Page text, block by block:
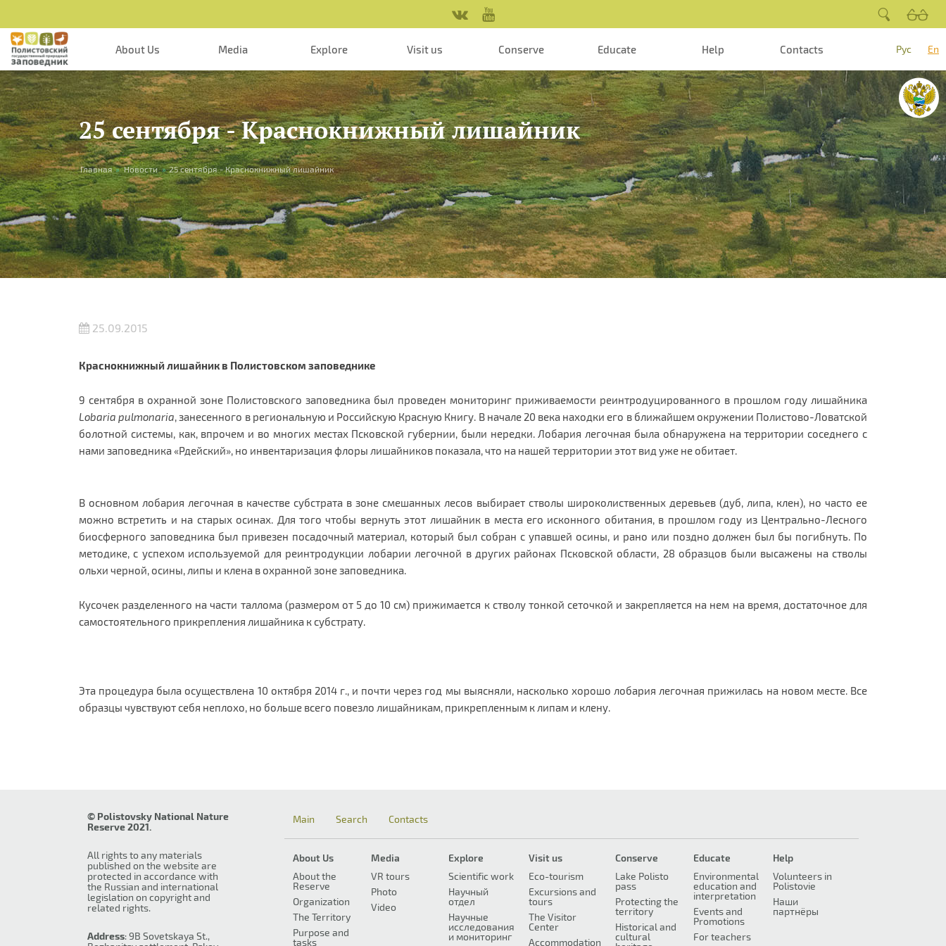
About Us Media Explore Visit us Conserve Educate Help Contacts Рус En
25 сентября - Краснокнижный лишайник
You are here
Главная » Новости » 25 сентября - Краснокнижный лишайник
25.09.2015
Краснокнижный лишайник в Полистовском заповеднике
9 сентября в охранной зоне Полистовского заповедника был проведен мониторинг приживаемости реинтродуцированного в прошлом году лишайника
Lobaria pulmonaria, занесенного в региональную и Российскую Красную Книгу. В начале 20 века находки его в ближайшем окружении Полистово-Ловатской
болотной системы, как, впрочем и во многих местах Псковской губернии, были нередки. Лобария легочная была обнаружена на территории соседнего с
нами заповедника «Рдейский», но инвентаризация флоры лишайников показала, что на нашей территории этот вид уже не обитает.
В основном лобария легочная в качестве субстрата в зоне смешанных лесов выбирает стволы широколиственных деревьев (дуб, липа, клен), но часто ее
можно встретить и на старых осинах. Для того чтобы вернуть этот лишайник в места его исконного обитания, в прошлом году из Центрально-Лесного
биосферного заповедника был привезен посадочный материал, который был собран с упавшей осины, и рано или поздно должен был бы погибнуть. По
методике, с успехом используемой для реинтродукции лобарии легочной в других районах Псковской области, 28 образцов были высажены на стволы
ольхи черной, осины, липы и клена в охранной зоне заповедника.
Кусочек разделенного на части таллома (размером от 5 до 10 см) прижимается к стволу тонкой сеточкой и закрепляется на нем на время, достаточное для
самостоятельного прикрепления лишайника к субстрату.
Эта процедура была осуществлена 10 октября 2014 г., и почти через год мы выясняли, насколько хорошо лобария легочная прижилась на новом месте. Все
образцы чувствуют себя неплохо, но больше всего повезло лишайникам, прикрепленным к липам и клену.
© Polistovsky National Nature
Reserve 2021.
All rights to any materials
published on the website are
protected in accordance with
the Russian and international
legislation on copyright and
related rights.
Address: 9B Sovetskaya St.,
Main Search Contacts
About Us
About the
Reserve
Organization
The Territory
Purpose and
tasks
Media
VR tours
Photo
Video
Explore
Scientific work
Научный
отдел
Научные
исследования
и мониторинг
Visit us
Eco-tourism
Excursions and
tours
The Visitor
Center
Accommodation
Conserve
Lake Polisto
pass
Protecting the
territory
Historical and
cultural
Educate
Environmental
education and
interpretation
Events and
Promotions
For teachers
Help
Volunteers in
Polistovie
Наши
партнёры